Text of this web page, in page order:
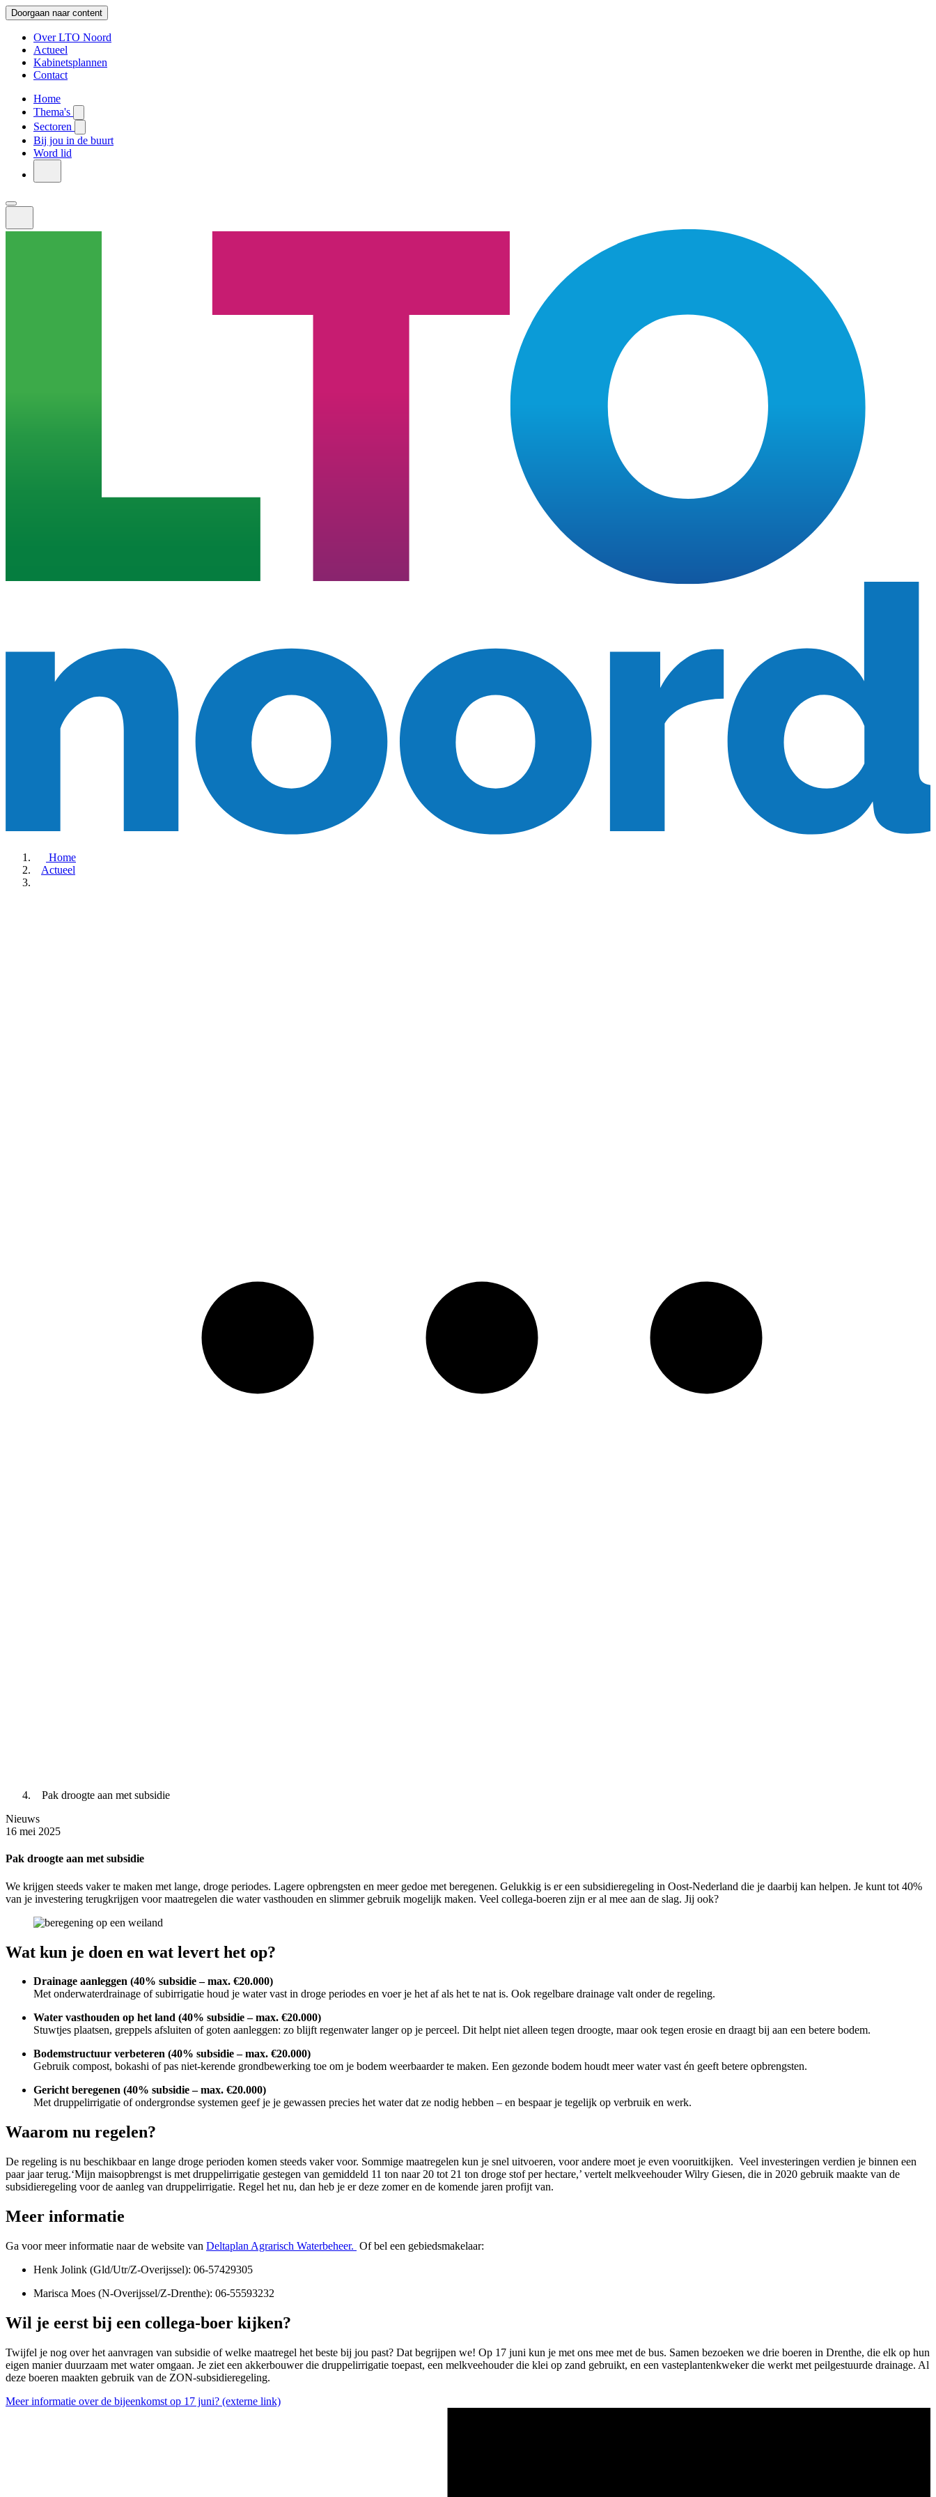
Doorgaan naar content
Over LTO Noord
Actueel
Kabinetsplannen
Contact
Home
Thema's
Sectoren
Bij jou in de buurt
Word lid
Home
Actueel
Pak droogte aan met subsidie
Nieuws
16 mei 2025
Pak droogte aan met subsidie
We krijgen steeds vaker te maken met lange, droge periodes. Lagere opbrengsten en meer gedoe met beregenen. Gelukkig is er een subsidieregeling in Oost-Nederland die je daarbij kan helpen. Je kunt tot 40%
van je investering terugkrijgen voor maatregelen die water vasthouden en slimmer gebruik mogelijk maken. Veel collega-boeren zijn er al mee aan de slag. Jij ook?
Wat kun je doen en wat levert het op?
Drainage aanleggen (40% subsidie – max. €20.000)
Met onderwaterdrainage of subirrigatie houd je water vast in droge periodes en voer je het af als het te nat is. Ook regelbare drainage valt onder de regeling.
Water vasthouden op het land (40% subsidie – max. €20.000)
Stuwtjes plaatsen, greppels afsluiten of goten aanleggen: zo blijft regenwater langer op je perceel. Dit helpt niet alleen tegen droogte, maar ook tegen erosie en draagt bij aan een betere bodem.
Bodemstructuur verbeteren (40% subsidie – max. €20.000)
Gebruik compost, bokashi of pas niet-kerende grondbewerking toe om je bodem weerbaarder te maken. Een gezonde bodem houdt meer water vast én geeft betere opbrengsten.
Gericht beregenen (40% subsidie – max. €20.000)
Met druppelirrigatie of ondergrondse systemen geef je je gewassen precies het water dat ze nodig hebben – en bespaar je tegelijk op verbruik en werk.
Waarom nu regelen?
De regeling is nu beschikbaar en lange droge perioden komen steeds vaker voor. Sommige maatregelen kun je snel uitvoeren, voor andere moet je even vooruitkijken. Veel investeringen verdien je binnen een
paar jaar terug.‘Mijn maisopbrengst is met druppelirrigatie gestegen van gemiddeld 11 ton naar 20 tot 21 ton droge stof per hectare,’ vertelt melkveehouder Wilry Giesen, die in 2020 gebruik maakte van de
subsidieregeling voor de aanleg van druppelirrigatie. Regel het nu, dan heb je er deze zomer en de komende jaren profijt van.
Meer informatie
Ga voor meer informatie naar de website van Deltaplan Agrarisch Waterbeheer. Of bel een gebiedsmakelaar:
Henk Jolink (Gld/Utr/Z-Overijssel): 06-57429305
Marisca Moes (N-Overijssel/Z-Drenthe): 06-55593232
Wil je eerst bij een collega-boer kijken?
Twijfel je nog over het aanvragen van subsidie of welke maatregel het beste bij jou past? Dat begrijpen we! Op 17 juni kun je met ons mee met de bus. Samen bezoeken we drie boeren in Drenthe, die elk op hun
eigen manier duurzaam met water omgaan. Je ziet een akkerbouwer die druppelirrigatie toepast, een melkveehouder die klei op zand gebruikt, en een vasteplantenkweker die werkt met peilgestuurde drainage. Al
deze boeren maakten gebruik van de ZON-subsidieregeling.
Meer informatie over de bijeenkomst op 17 juni? (externe link)